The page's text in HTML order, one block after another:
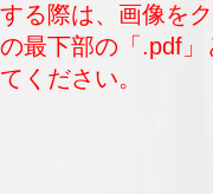
る際は、画像を
最下部の「.pdf
ください。